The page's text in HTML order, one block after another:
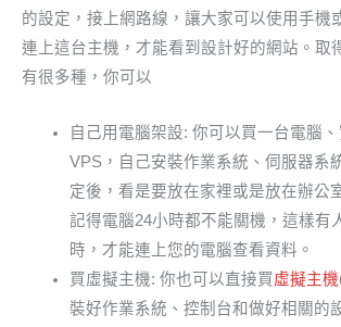
的設定，接上網路線，讓大家可以使用手機
連上這台主機，才能看到設計好的網站。取
有很多種，你可以
自己用電腦架設: 你可以買一台電腦、
VPS，自己安裝作業系統、伺服器系
定後，看是要放在家裡或是放在辦公
記得電腦24小時都不能關機，這樣有
時，才能連上您的電腦查看資料。
買虛擬主機: 你也可以直接買虛擬主機
裝好作業系統、控制台和做好相關的